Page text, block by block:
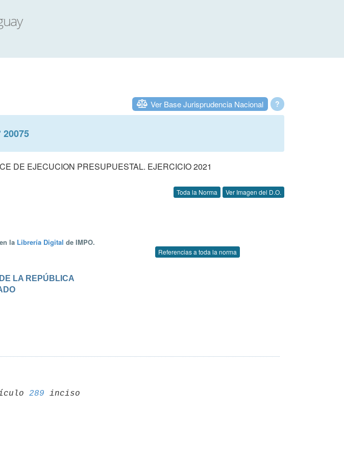
?
Ver Base Jurisprudencia Nacional
20075
DE EJECUCION PRESUPUESTAL. EJERCICIO 2021
Toda la Norma Ver Imagen del D.O.
la Librería Digital de IMPO.
Referencias a toda la norma
LA REPÚBLICA
289 inciso